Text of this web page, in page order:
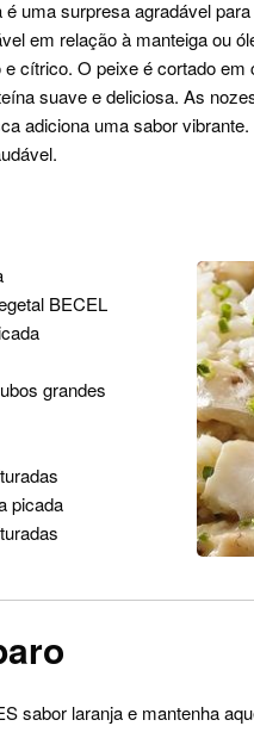
uma surpresa agradável
em relação à manteiga ou
cítrico. O peixe é cortado em
suave e deliciosa. As
adiciona uma sabor
BECEL
grandes
picada
sabor laranja e mantenha